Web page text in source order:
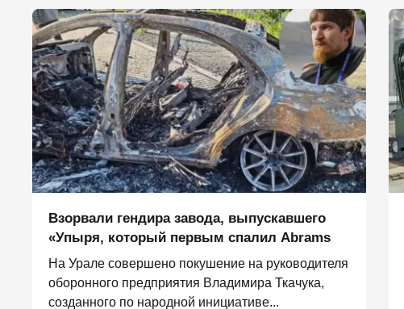
Взорвали гендира завода, выпускавшего
«Упыря, который первым спалил Abrams
На Урале совершено покушение на руководителя
оборонного предприятия Владимира Ткачука,
созданного по народной инициативе...